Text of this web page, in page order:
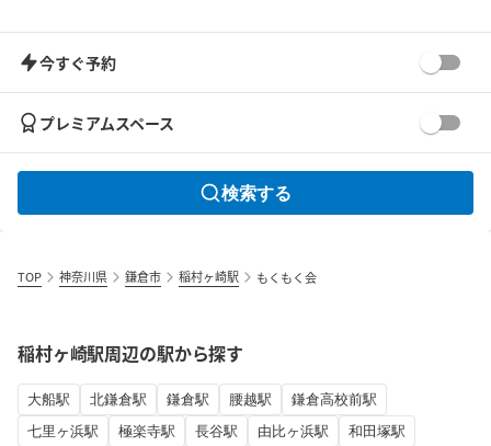
今すぐ予約
プレミアムスペース
検索する
TOP 神奈川県 鎌倉市 稲村ヶ崎駅 もくもく会
稲村ヶ崎駅周辺の駅から探す
大船駅 北鎌倉駅 鎌倉駅 腰越駅
鎌倉高校前駅
七里ヶ浜駅
極楽寺駅 長谷駅 由比ヶ浜駅 和田塚駅